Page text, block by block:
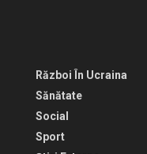
Război În Ucraina
Sănătate
Social
Sport